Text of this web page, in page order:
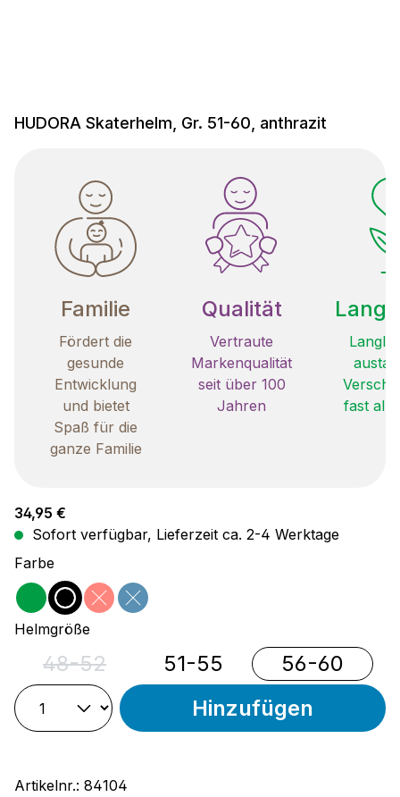
HUDORA Skaterhelm, Gr. 51-60, anthrazit
Familie
Fördert die
gesunde
Entwicklung
und bietet
Spaß für die
ganze Familie
Qualität
Vertraute
Markenqualität
seit über 100
Jahren
fast
Regulärer Preis:
34,95 €
Sofort verfügbar, Lieferzeit ca. 2-4 Werktage
Farbeauswählen
grünschwarz
rot
(Diese Option ist zurzeit nicht verfügbar.)
blau
(Diese Option ist zurzeit nicht
Helmgrößeauswählen
48-52(Diese Option ist zurzeit nicht verfügbar.)
51-55
56-60
Hinzufügen
Artikelnr.: 84104